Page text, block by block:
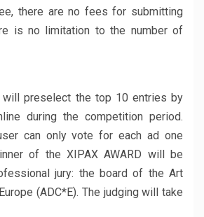
there are no fees for submitting
is no limitation to the number of
will preselect the top 10 entries by
during the competition period.
can only vote for each ad one
of the XIPAX AWARD will be
jury: the board of the Art
(ADC*E). The judging will take